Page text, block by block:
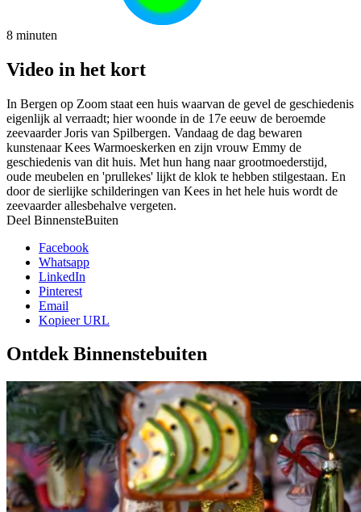
8 minuten
Video in het kort
In Bergen op Zoom staat een huis waarvan de gevel de geschiedenis
eigenlijk al verraadt; hier woonde in de 17e eeuw de beroemde
zeevaarder Joris van Spilbergen. Vandaag de dag bewaren
kunstenaar Kees Warmoeskerken en zijn vrouw Emmy de
geschiedenis van dit huis. Met hun hang naar grootmoederstijd,
oude meubelen en 'prullekes' lijkt de klok te hebben stilgestaan. En
door de sierlijke schilderingen van Kees in het hele huis wordt de
zeevaarder allesbehalve vergeten.
Deel BinnensteBuiten
Facebook
Whatsapp
LinkedIn
Pinterest
Email
Kopieer URL
Ontdek Binnenstebuiten